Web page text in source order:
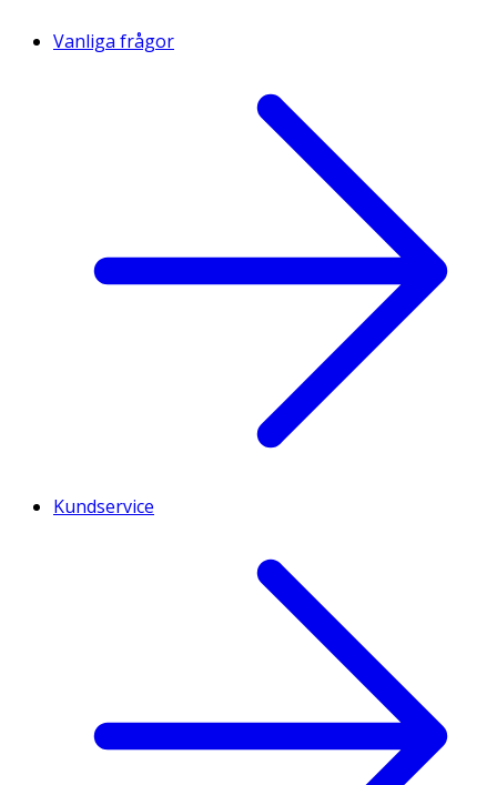
Vanliga frågor
Kundservice